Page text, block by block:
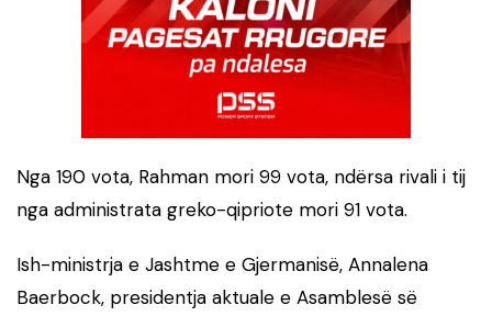
Nga 190 vota, Rahman mori 99 vota, ndërsa rivali i tij
nga administrata greko-qipriote mori 91 vota.
Ish-ministrja e Jashtme e Gjermanisë, Annalena
Baerbock, presidentja aktuale e Asamblesë së